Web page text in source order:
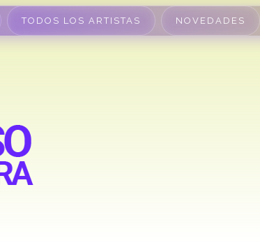
TODOS LOS ARTISTAS NOVEDADES